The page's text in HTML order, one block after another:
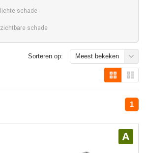
lichte schade
zichtbare schade
Sorteren op: Meest bekeken
1
A